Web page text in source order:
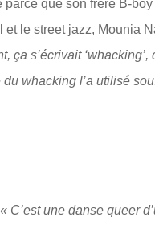
parce que son frère B-boy
et le street jazz, Mounia
ça s’écrivait
whacking l’a utilisé
« C’est une danse queer